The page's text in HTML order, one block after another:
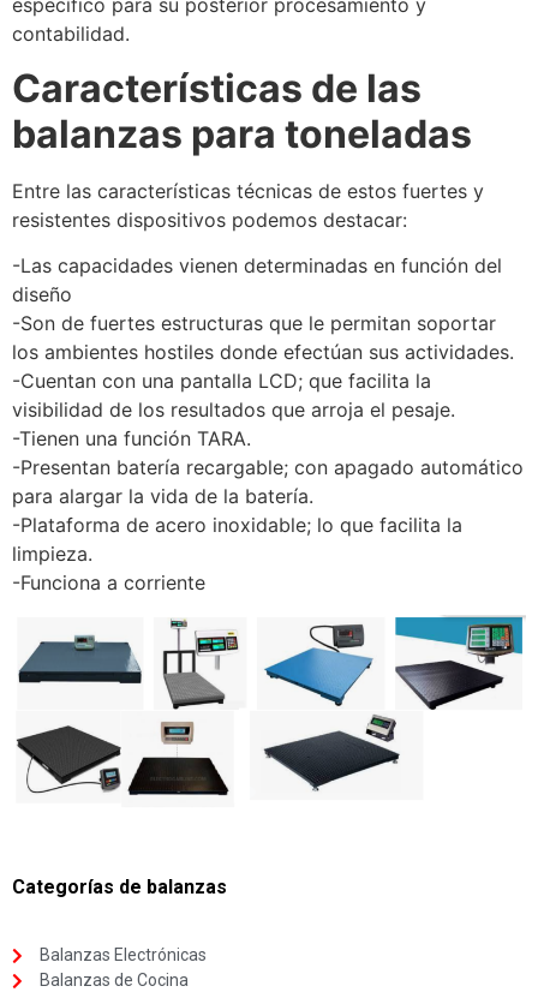
específico para su posterior procesamiento y
contabilidad.
Características de las
balanzas para toneladas
Entre las características técnicas de estos fuertes y
resistentes dispositivos podemos destacar:
-Las capacidades vienen determinadas en función del
diseño
-Son de fuertes estructuras que le permitan soportar
los ambientes hostiles donde efectúan sus actividades.
-Cuentan con una pantalla LCD; que facilita la
visibilidad de los resultados que arroja el pesaje.
-Tienen una función TARA.
-Presentan batería recargable; con apagado automático
para alargar la vida de la batería.
-Plataforma de acero inoxidable; lo que facilita la
limpieza.
-Funciona a corriente
Categorías de balanzas
Balanzas Electrónicas
Balanzas de Cocina